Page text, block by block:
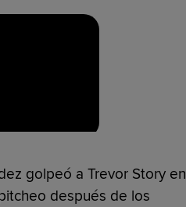
golpeó a Trevor Story en
después de los